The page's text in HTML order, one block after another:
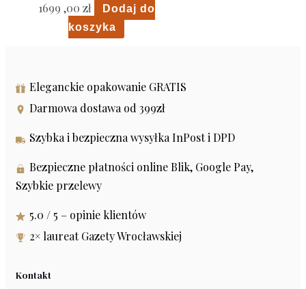
1699 ,00 zł
Dodaj do
koszyka
Eleganckie opakowanie GRATIS
Darmowa dostawa od 399zł
Szybka i bezpieczna wysyłka InPost i DPD
Bezpieczne płatności online Blik, Google Pay,
Szybkie przelewy
5.0 / 5 – opinie klientów
2× laureat Gazety Wrocławskiej
Kontakt